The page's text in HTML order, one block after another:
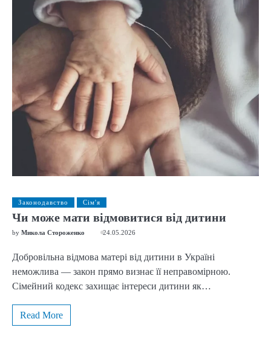
Законодавство Сім'я
Чи може мати відмовитися від дитини
by Микола Стороженко 24.05.2026
Добровільна відмова матері від дитини в Україні
неможлива — закон прямо визнає її неправомірною.
Сімейний кодекс захищає інтереси дитини як…
Read More